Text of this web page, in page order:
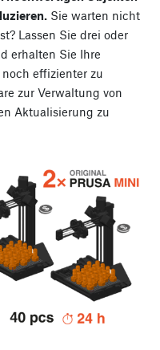
Sie warten nicht
Lassen Sie drei oder
erhalten Sie Ihre
effizienter zu
zur Verwaltung von
Aktualisierung zu